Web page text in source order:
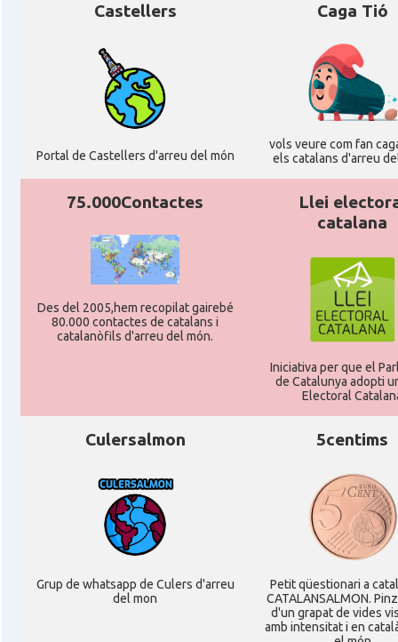
Castellers
Portal de Castellers d'arreu del món
Caga Tió
vols veure com fan
els catalans d'arreu
75.000Contactes
Des del 2005,hem recopilat gairebé
80.000 contactes de catalans i
catalanòfils d'arreu del món.
Llei
catalana
Iniciativa per que el
de Catalunya adopti
Electoral
Culersalmon
Grup de whatsapp de Culers d'arreu
del mon
5centims
Petit qüestionari a
CATALANSALMON.
d'un grapat de vides
amb intensitat i en